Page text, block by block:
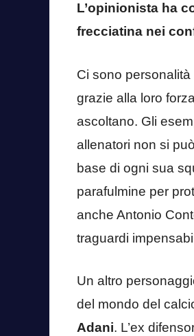
L’opinionista ha
frecciatina nei
Ci sono personalità
grazie alla loro
ascoltano. Gli
allenatori non si
base di ogni sua
parafulmine per
anche Antonio
traguardi
Un altro
del mondo del
Adani. L’ex